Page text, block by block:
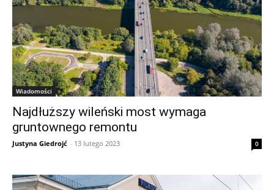
Wiadomości
Najdłuższy wileński most wymaga
gruntownego remontu
Justyna Giedrojć - 13 lutego 2023 0